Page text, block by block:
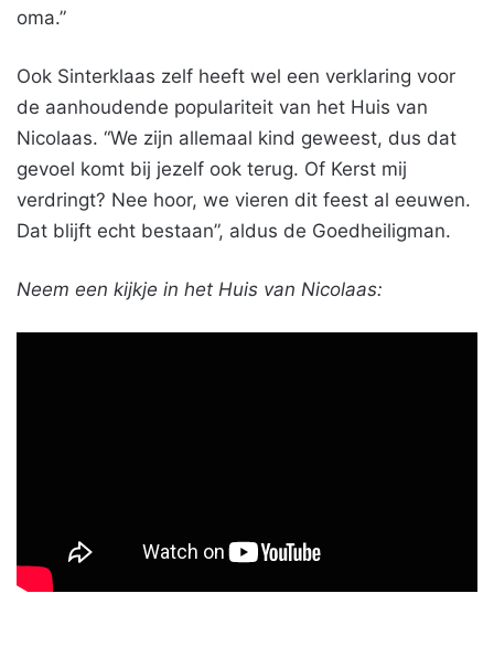
oma.”
Ook Sinterklaas zelf heeft wel een verklaring voor
de aanhoudende populariteit van het Huis van
Nicolaas. “We zijn allemaal kind geweest, dus dat
gevoel komt bij jezelf ook terug. Of Kerst mij
verdringt? Nee hoor, we vieren dit feest al eeuwen.
Dat blijft echt bestaan”, aldus de Goedheiligman.
Neem een kijkje in het Huis van Nicolaas: